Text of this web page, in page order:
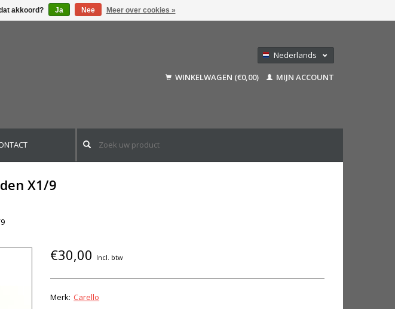
Nederlands
Français
WINKELWAGEN (€0,00) MIJN ACCOUNT
X1/9
€30,00 Incl. btw
Merk: Carello
akkoord? Ja Nee Meer over cookies »